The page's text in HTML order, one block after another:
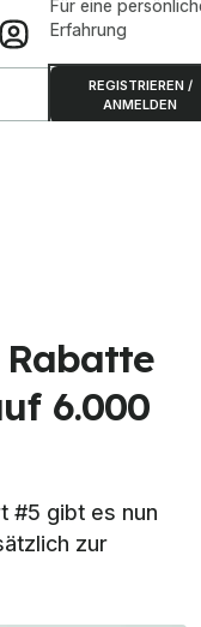
Für eine
Erfahrung
REGISTRIEREN /
ANMELDEN
6.000
#5 gibt es nun
zur